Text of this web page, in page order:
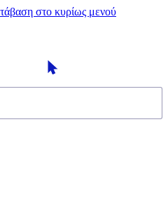
στο κυρίως μενού